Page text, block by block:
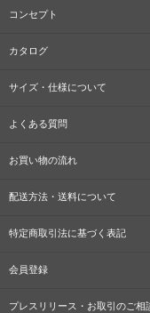
コンセプト
カタログ
サイズ・仕様について
よくある質問
お買い物の流れ
配送方法・送料について
特定商取引法に基づく表記
会員登録
プレスリリース・お取引のご相